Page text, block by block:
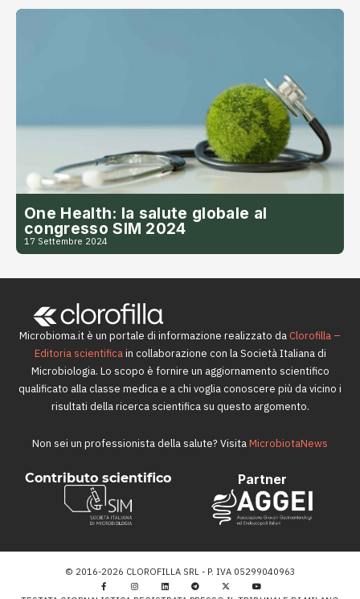
One Health: la salute globale al
congresso SIM 2024
17 Settembre 2024
Microbioma.it è un portale di informazione realizzato daClorofilla –
Editoria scientificain collaborazione con la Società Italiana di
Microbiologia. Lo scopo è fornire un aggiornamento scientifico
qualificato alla classe medica e a chi voglia conoscere più da vicino i
risultati della ricerca scientifica su questo argomento.
Non sei un professionista della salute? VisitaMicrobiotaNews
Contributo scientifico Partner
© 2016-2026 CLOROFILLA SRL - P. IVA 05299040963